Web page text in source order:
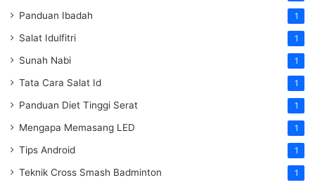
Panduan Ibadah 1
Salat Idulfitri 1
Sunah Nabi 1
Tata Cara Salat Id 1
Panduan Diet Tinggi Serat 1
Mengapa Memasang LED 1
Tips Android 1
Teknik Cross Smash Badminton 1